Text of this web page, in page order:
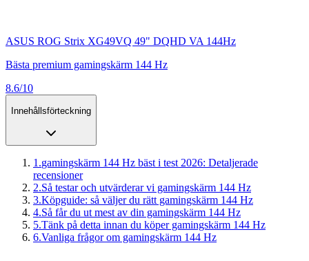
ASUS ROG Strix XG49VQ 49" DQHD VA 144Hz
Bästa premium gamingskärm 144 Hz
8.6/10
Innehållsförteckning
1 .gamingskärm 144 Hz bäst i test 2026: Detaljerade
recensioner
2.Så testar och utvärderar vi gamingskärm 144 Hz
3.Köpguide: så väljer du rätt gamingskärm 144 Hz
4.Så får du ut mest av din gamingskärm 144 Hz
5.Tänk på detta innan du köper gamingskärm 144 Hz
6.Vanliga frågor om gamingskärm 144 Hz